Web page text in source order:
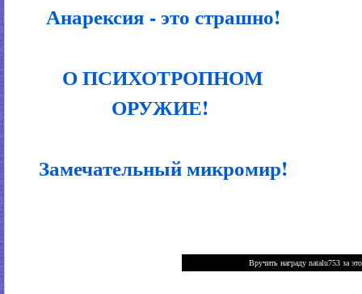
Анарексия - это страшно!
О ПСИХОТРОПНОМ
ОРУЖИЕ!
Замечательный микромир!